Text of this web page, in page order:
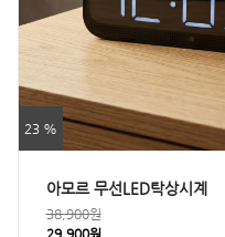
23 %
아모르 무선LED탁상시계
38,900원
29,900원